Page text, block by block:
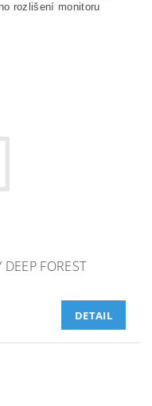
rozlišení monitoru
FOREST
DETAIL